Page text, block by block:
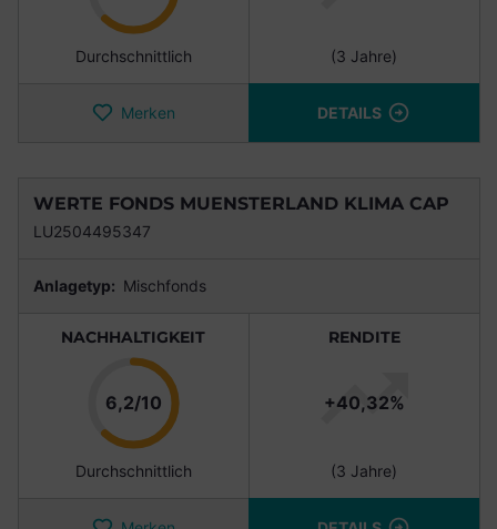
Durchschnittlich (3 Jahre)
Merken DETAILS
WERTE FONDS MUENSTERLAND KLIMA CAP
LU2504495347
Anlagetyp: Mischfonds
NACHHALTIGKEIT
6,2/10Punkte
Durchschnittlich
RENDITE
+40,32%
(3 Jahre)